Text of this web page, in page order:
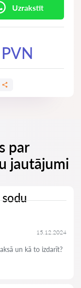
Uzrakstīt
par
jautājumi
15.12.2024
un kā to izdarīt?